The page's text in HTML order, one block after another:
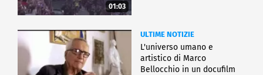
01:03
ULTIME NOTIZIE
L'universo umano e
artistico di Marco
Bellocchio in un docufilm